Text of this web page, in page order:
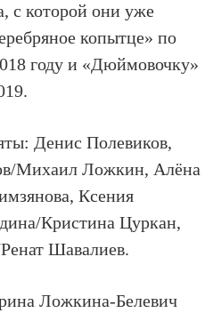
с которой они уже
копытце» по
году и «Дюймовочку»
Денис Полевиков,
Михаил Ложкин, Алёна
Ксения
Кристина Цуркан,
Шавалиев.
Ложкина-Белевич